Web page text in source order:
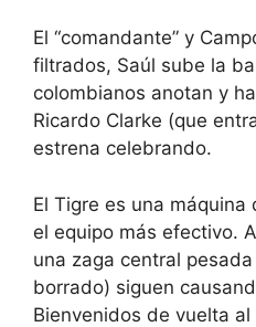
El “comandante” y
filtrados, Saúl sube la
colombianos anotan y
Ricardo Clarke (que
estrena celebrando.
El Tigre es una
el equipo más efectivo.
una zaga central
borrado) siguen
Bienvenidos de vuelta